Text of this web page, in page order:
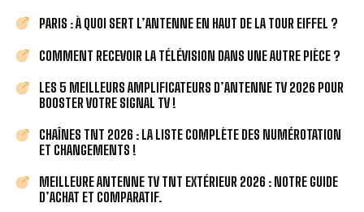
PARIS : À QUOI SERT L’ANTENNE EN HAUT DE LA TOUR EIFFEL ?
COMMENT RECEVOIR LA TÉLÉVISION DANS UNE AUTRE PIÈCE ?
LES 5 MEILLEURS AMPLIFICATEURS D’ANTENNE TV 2026 POUR
BOOSTER VOTRE SIGNAL TV !
CHAÎNES TNT 2026 : LA LISTE COMPLÈTE DES NUMÉROTATION
ET CHANGEMENTS !
MEILLEURE ANTENNE TV TNT EXTÉRIEUR 2026 : NOTRE GUIDE
D’ACHAT ET COMPARATIF.